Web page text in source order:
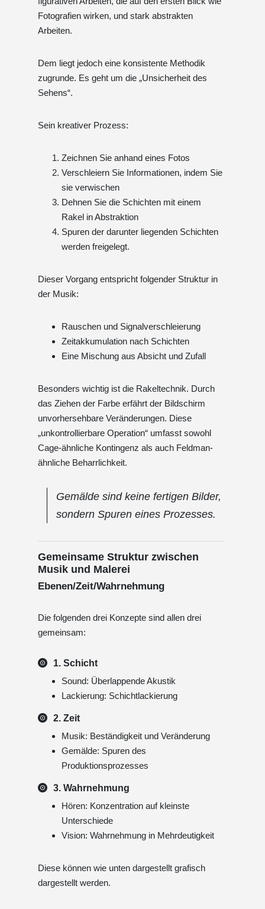
Fotografien wirken, und stark abstrakten
Arbeiten.
Dem liegt jedoch eine konsistente Methodik
zugrunde. Es geht um die „Unsicherheit des
Sehens“.
Sein kreativer Prozess:
Zeichnen Sie anhand eines Fotos
Verschleiern Sie Informationen, indem Sie
sie verwischen
Dehnen Sie die Schichten mit einem
Rakel in Abstraktion
Spuren der darunter liegenden Schichten
werden freigelegt.
Dieser Vorgang entspricht folgender Struktur in
der Musik:
Rauschen und Signalverschleierung
Zeitakkumulation nach Schichten
Eine Mischung aus Absicht und Zufall
Besonders wichtig ist die Rakeltechnik. Durch
das Ziehen der Farbe erfährt der Bildschirm
unvorhersehbare Veränderungen. Diese
„unkontrollierbare Operation“ umfasst sowohl
Cage-ähnliche Kontingenz als auch Feldman-
ähnliche Beharrlichkeit.
Gemälde sind keine fertigen Bilder,
sondern Spuren eines Prozesses.
Gemeinsame Struktur zwischen
Musik und Malerei
Ebenen/Zeit/Wahrnehmung
Die folgenden drei Konzepte sind allen drei
gemeinsam:
1. Schicht
Sound: Überlappende Akustik
Lackierung: Schichtlackierung
2. Zeit
Musik: Beständigkeit und Veränderung
Gemälde: Spuren des
Produktionsprozesses
3. Wahrnehmung
Hören: Konzentration auf kleinste
Unterschiede
Vision: Wahrnehmung in Mehrdeutigkeit
Diese können wie unten dargestellt grafisch
dargestellt werden.